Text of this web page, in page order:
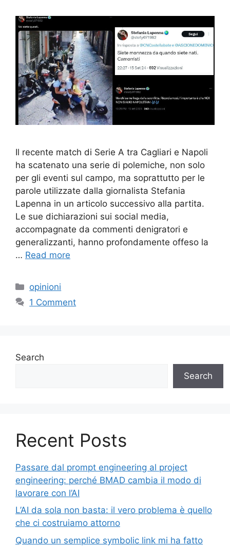
Il recente match di Serie A tra Cagliari e Napoli
ha scatenato una serie di polemiche, non solo
per gli eventi sul campo, ma soprattutto per le
parole utilizzate dalla giornalista Stefania
Lapenna in un articolo successivo alla partita.
Le sue dichiarazioni sui social media,
accompagnate da commenti denigratori e
generalizzanti, hanno profondamente offeso la
… Read more
Categories
opinioni
1 Comment
Search
Search
Recent Posts
Passare dal prompt engineering al project
engineering: perché BMAD cambia il modo di
lavorare con l’AI
L’AI da sola non basta: il vero problema è quello
che ci costruiamo attorno
Quando un semplice symbolic link mi ha fatto